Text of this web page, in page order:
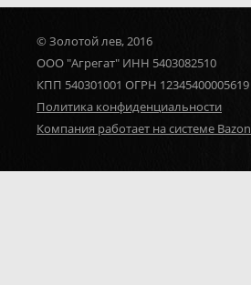
© Золотой лев, 2016
ООО "Агрегат" ИНН 5403082510
КПП 540301001 ОГРН 12345400005619
Политика конфиденциальности
Компания работает на системе Bazon